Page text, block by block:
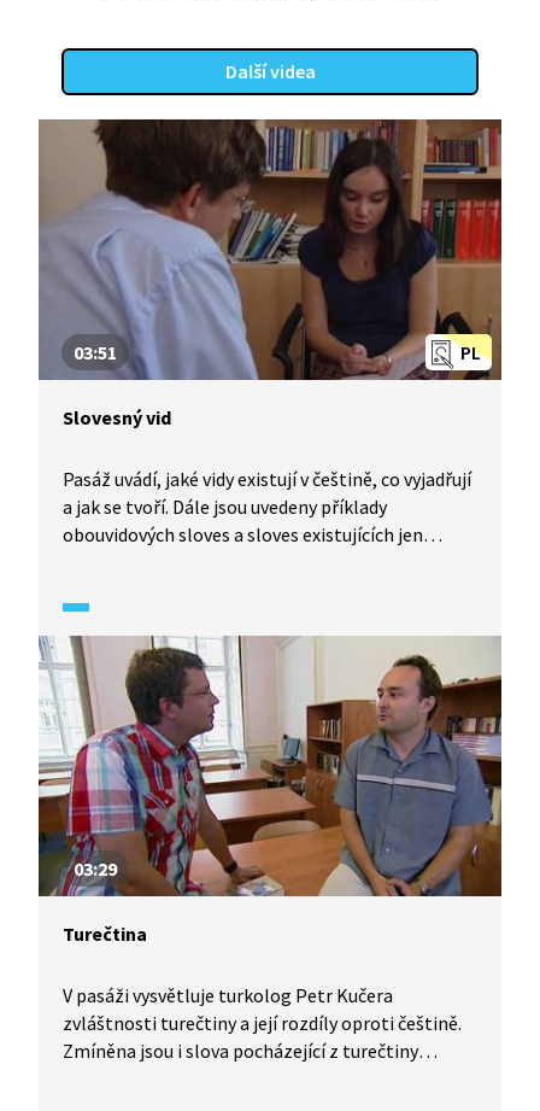
Další videa
PL
03:51
Slovesný vid
Pasáž uvádí, jaké vidy existují v češtině, co vyjadřují
a jak se tvoří. Dále jsou uvedeny příklady
obouvidových sloves a sloves existujících jen
03:29
Turečtina
V pasáži vysvětluje turkolog Petr Kučera
zvláštnosti turečtiny a její rozdíly oproti češtině.
Zmíněna jsou i slova pocházející z turečtiny